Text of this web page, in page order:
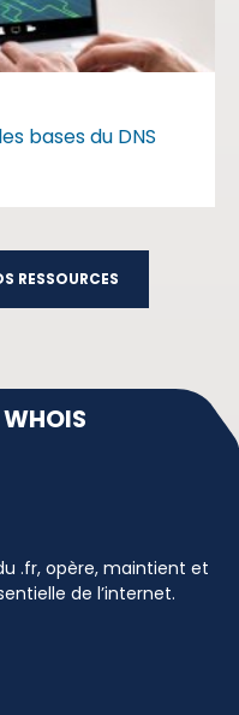
bases du DNS
RESSOURCES
.fr, opère, maintient et
de l’internet.